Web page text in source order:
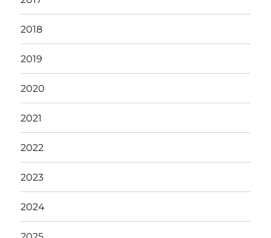
2018
2019
2020
2021
2022
2023
2024